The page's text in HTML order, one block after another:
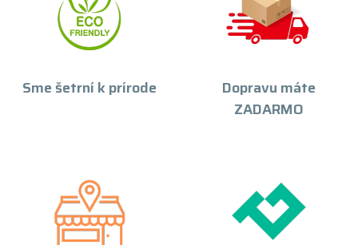
Sme šetrní k prírode
Dopravu máte
ZADARMO